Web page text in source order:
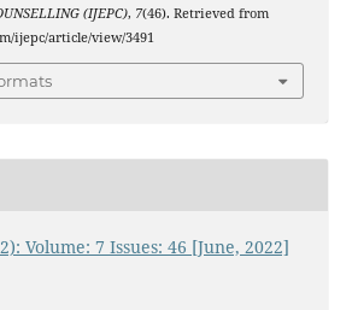
(IJEPC), 7(46). Retrieved from
ijepc/article/view/3491
Volume: 7 Issues: 46 [June, 2022]